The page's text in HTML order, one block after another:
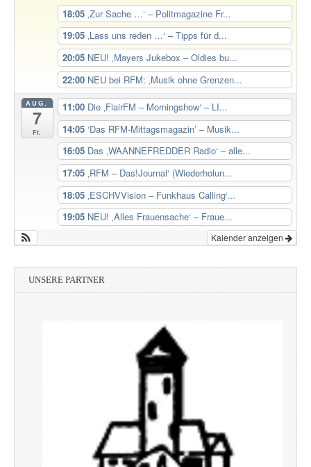
18:05 ‚Zur Sache …‘ – Politmagazine Fr...
19:05 ‚Lass uns reden …‘ – Tipps für d...
20:05 NEU! ‚Mayers Jukebox – Oldies bu...
22:00 NEU bei RFM: ‚Musik ohne Grenzen...
AUG.
7
Fr.
11:00 Die ‚FlairFM – Morningshow‘ – LI...
14:05 ‘Das RFM-Mittagsmagazin’ – Musik...
16:05 Das ‚WAANNEFREDDER Radio‘ – alle...
17:05 ‚RFM – Das!Journal‘ (Wiederholun...
18:05 ‚ESCHVVision – Funkhaus Calling‘...
19:05 NEU! ‚Alles Frauensache‘ – Fraue...
Kalender anzeigen
UNSERE PARTNER